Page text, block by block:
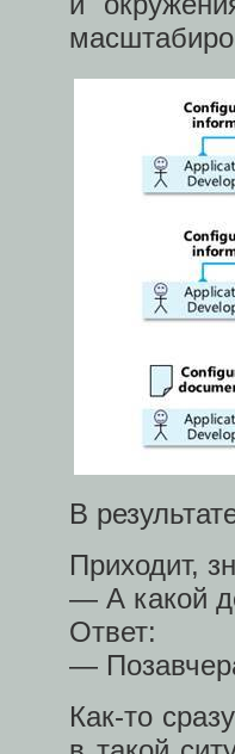
В
Приходит,
— А какой
Ответ:
—
Как-то